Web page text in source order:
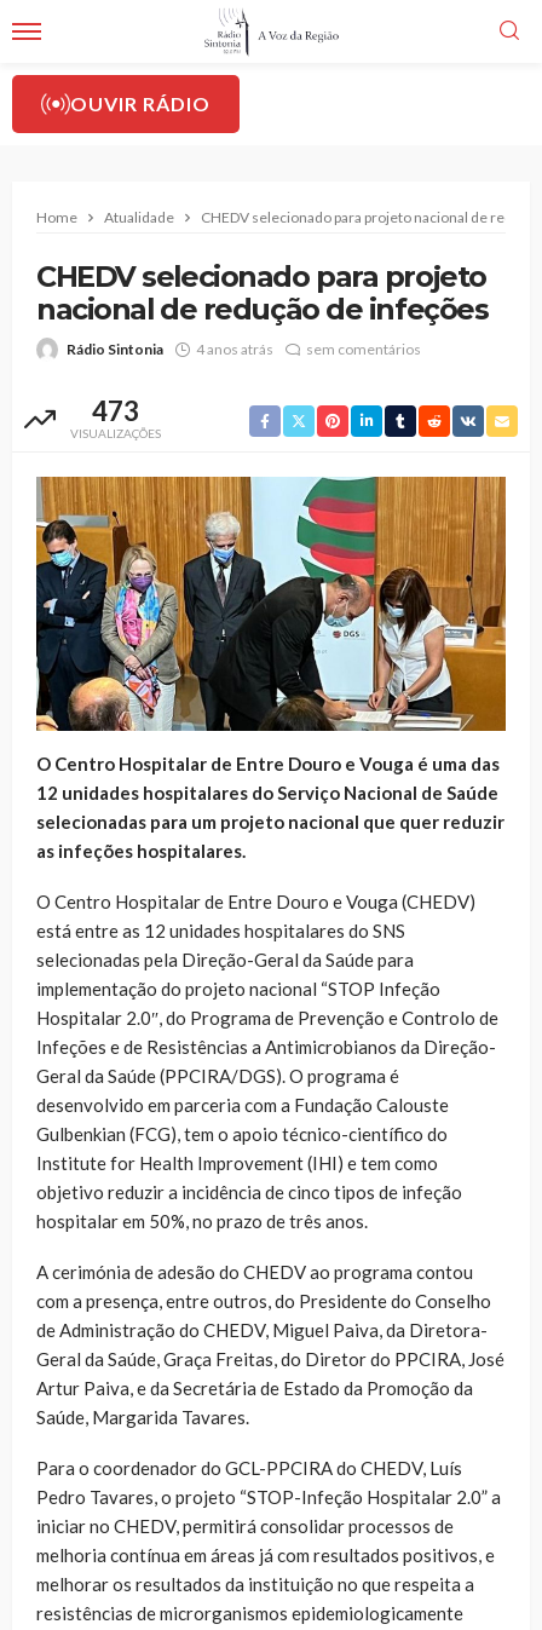
OUVIR RÁDIO
Home Atualidade CHEDV selecionado para projeto nacional de
CHEDV selecionado para projeto
nacional de redução de infeções
Rádio Sintonia 4 anos atrás sem comentários
473
VISUALIZAÇÕES
O Centro Hospitalar de Entre Douro e Vouga é uma das
12 unidades hospitalares do Serviço Nacional de Saúde
selecionadas para um projeto nacional que quer reduzir
as infeções hospitalares.
O Centro Hospitalar de Entre Douro e Vouga (CHEDV)
está entre as 12 unidades hospitalares do SNS
selecionadas pela Direção-Geral da Saúde para
implementação do projeto nacional “STOP Infeção
Hospitalar 2.0″, do Programa de Prevenção e Controlo de
Infeções e de Resistências a Antimicrobianos da Direção-
Geral da Saúde (PPCIRA/DGS). O programa é
desenvolvido em parceria com a Fundação Calouste
Gulbenkian (FCG), tem o apoio técnico-científico do
Institute for Health Improvement (IHI) e tem como
objetivo reduzir a incidência de cinco tipos de infeção
hospitalar em 50%, no prazo de três anos.
A cerimónia de adesão do CHEDV ao programa contou
com a presença, entre outros, do Presidente do Conselho
de Administração do CHEDV, Miguel Paiva, da Diretora-
Geral da Saúde, Graça Freitas, do Diretor do PPCIRA, José
Artur Paiva, e da Secretária de Estado da Promoção da
Saúde, Margarida Tavares.
Para o coordenador do GCL-PPCIRA do CHEDV, Luís
Pedro Tavares, o projeto “STOP-Infeção Hospitalar 2.0” a
iniciar no CHEDV, permitirá consolidar processos de
melhoria contínua em áreas já com resultados positivos, e
melhorar os resultados da instituição no que respeita a
resistências de microrganismos epidemiologicamente